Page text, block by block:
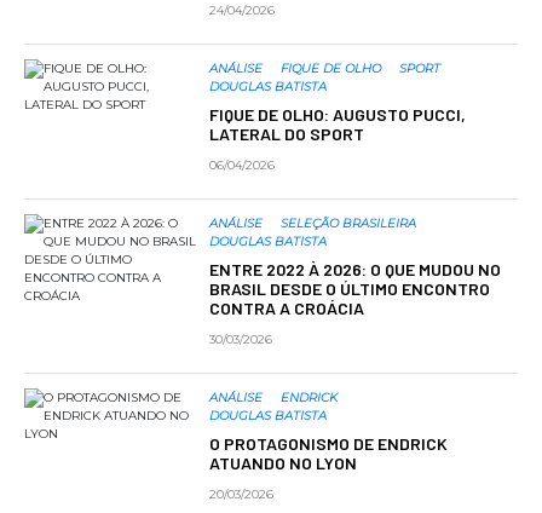
24/04/2026
ANÁLISE FIQUE DE OLHO
SPORT
DOUGLAS BATISTA
FIQUE DE OLHO: AUGUSTO PUCCI,
LATERAL DO SPORT
06/04/2026
ANÁLISE
SELEÇÃO BRASILEIRA
DOUGLAS BATISTA
ENTRE 2022 À 2026: O QUE MUDOU NO
BRASIL DESDE O ÚLTIMO ENCONTRO
CONTRA A CROÁCIA
30/03/2026
ANÁLISE
ENDRICK
DOUGLAS BATISTA
O PROTAGONISMO DE ENDRICK
ATUANDO NO LYON
20/03/2026